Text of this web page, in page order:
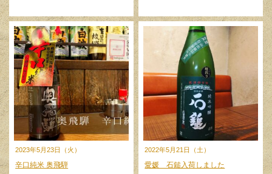
2023年5月23日（火）
辛口純米 奥飛騨
2022年5月21日（土）
愛媛 石鎚入荷しました